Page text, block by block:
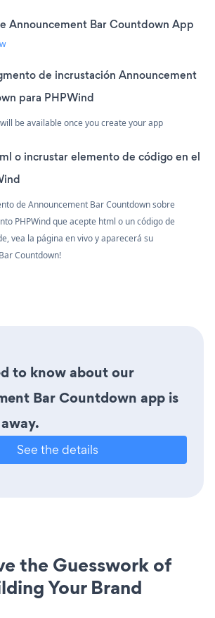
Announcement Bar Countdown App
de incrustación Announcement
para PHPWind
be available once you create your app
o incrustar elemento de código en el
de Announcement Bar Countdown sobre
PHPWind que acepte html o un código de
vea la página en vivo y aparecerá su
Countdown!
to know about our
Bar Countdown app is
See the details
the Guesswork of
Your Brand